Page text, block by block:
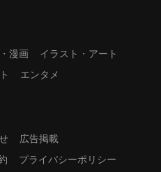
漫画
イラスト・アート
エンタメ
広告掲載
プライバシーポリシー